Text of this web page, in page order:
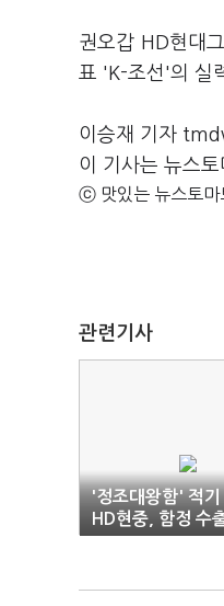
권오갑 HD현대
표 'K-조선'의 실
이승재 기자
이 기사는 뉴스
ⓒ 맛있는 뉴스토마
관련기사
'정조대왕함' 적기
HD현중, 함정 수
력 강화